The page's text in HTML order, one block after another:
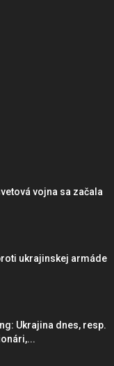
vojna sa začala
ukrajinskej armáde
Ukrajina dnes, resp.